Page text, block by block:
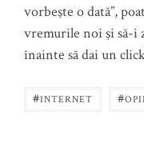
vorbeşte o dată”,
vremurile noi şi să-i
înainte să dai un
#INTERNET #